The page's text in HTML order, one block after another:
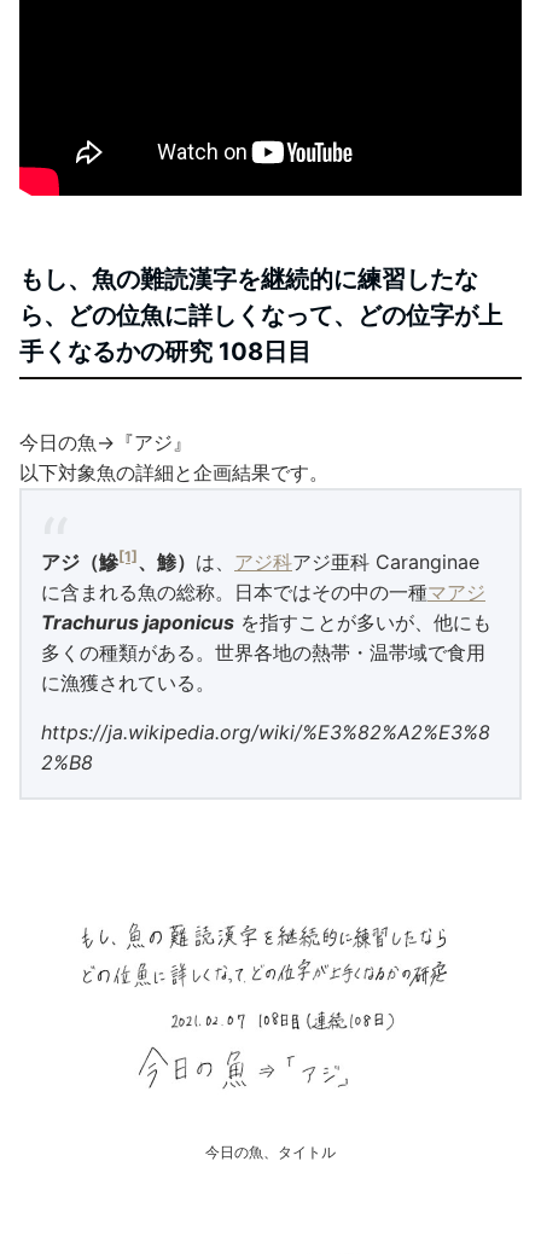
もし、魚の難読漢字を継続的に練習したな
ら、どの位魚に詳しくなって、どの位字が上
手くなるかの研究 108日目
今日の魚→『アジ』
以下対象魚の詳細と企画結果です。
アジ （鰺[1] 、 鯵） は、 アジ科アジ亜科 Caranginae
に含まれる魚の総称。日本ではその中の一種マアジ
Trachurus japonicus を指すことが多いが、他にも
多くの種類がある。世界各地の熱帯・温帯域で食用
に漁獲されている。
https://ja.wikipedia.org/wiki/%E3%82%A2%E3%8
2%B8
今日の魚、タイトル